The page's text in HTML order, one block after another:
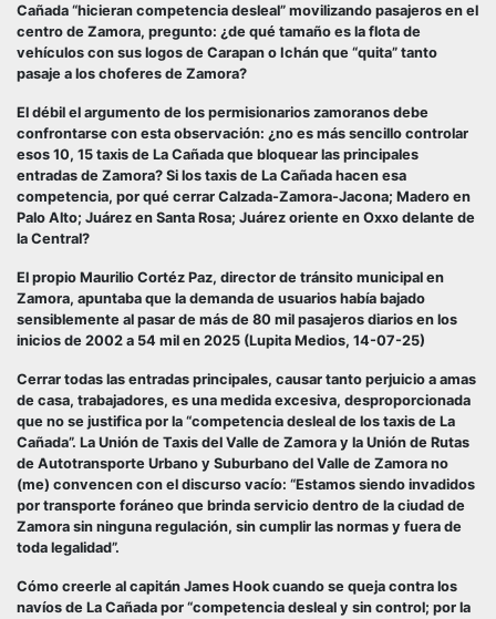
Cañada “hicieran competencia desleal” movilizando pasajeros en el
centro de Zamora, pregunto: ¿de qué tamaño es la flota de
vehículos con sus logos de Carapan o Ichán que “quita” tanto
pasaje a los choferes de Zamora?
El débil el argumento de los permisionarios zamoranos debe
confrontarse con esta observación: ¿no es más sencillo controlar
esos 10, 15 taxis de La Cañada que bloquear las principales
entradas de Zamora? Si los taxis de La Cañada hacen esa
competencia, por qué cerrar Calzada-Zamora-Jacona; Madero en
Palo Alto; Juárez en Santa Rosa; Juárez oriente en Oxxo delante de
la Central?
El propio Maurilio Cortéz Paz, director de tránsito municipal en
Zamora, apuntaba que la demanda de usuarios había bajado
sensiblemente al pasar de más de 80 mil pasajeros diarios en los
inicios de 2002 a 54 mil en 2025 (Lupita Medios, 14-07-25)
Cerrar todas las entradas principales, causar tanto perjuicio a amas
de casa, trabajadores, es una medida excesiva, desproporcionada
que no se justifica por la “competencia desleal de los taxis de La
Cañada”. La Unión de Taxis del Valle de Zamora y la Unión de Rutas
de Autotransporte Urbano y Suburbano del Valle de Zamora no
(me) convencen con el discurso vacío: “Estamos siendo invadidos
por transporte foráneo que brinda servicio dentro de la ciudad de
Zamora sin ninguna regulación, sin cumplir las normas y fuera de
toda legalidad”.
Cómo creerle al capitán James Hook cuando se queja contra los
navíos de La Cañada por “competencia desleal y sin control; por la